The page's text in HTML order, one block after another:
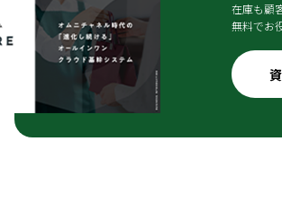
在庫も顧
無料でお